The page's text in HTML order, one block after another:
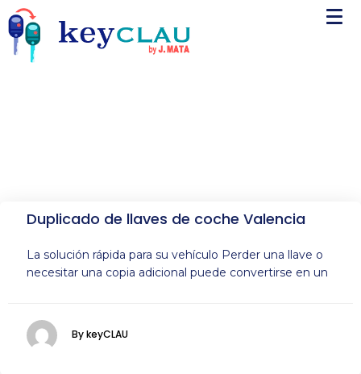
Duplicado de llaves de coche Valencia
La solución rápida para su vehículo Perder una llave o
necesitar una copia adicional puede convertirse en un
By keyCLAU